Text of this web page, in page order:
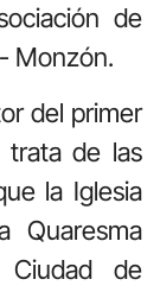
de
Monzón.
del primer
trata de las
la Iglesia
Quaresma
Ciudad de